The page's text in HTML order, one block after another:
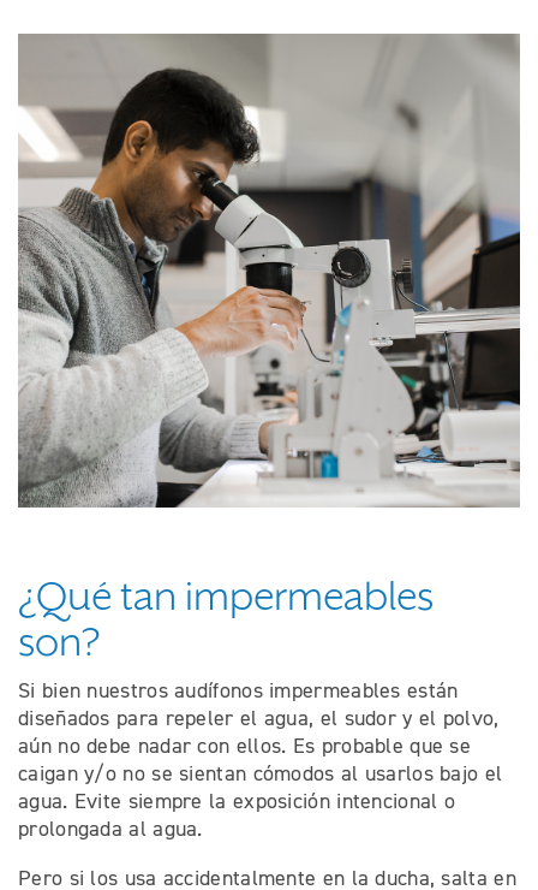
¿Qué tan impermeables
son?
Si bien nuestros audífonos impermeables están
diseñados para repeler el agua, el sudor y el polvo,
aún no debe nadar con ellos. Es probable que se
caigan y/o no se sientan cómodos al usarlos ​​bajo el
agua. Evite siempre la exposición intencional o
prolongada al agua.
Pero si los usa accidentalmente en la ducha, salta en